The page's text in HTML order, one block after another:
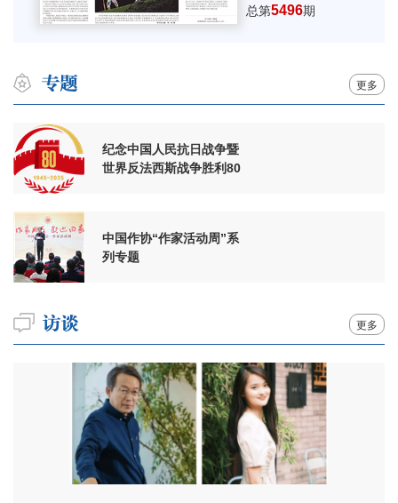
总第5496期
更多
纪念中国人民抗日战争暨
世界反法西斯战争胜利80
中国作协“作家活动周”系
列专题
更多